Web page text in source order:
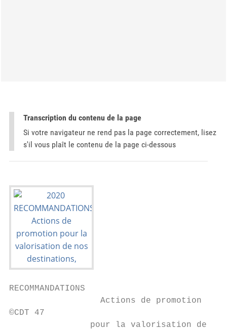
Transcription du contenu de la page
Si votre navigateur ne rend pas la page correctement, lisez
s'il vous plaît le contenu de la page ci-dessous
RECOMMANDATIONS
                  Actions de promotion
©CDT 47
pour la valorisation de